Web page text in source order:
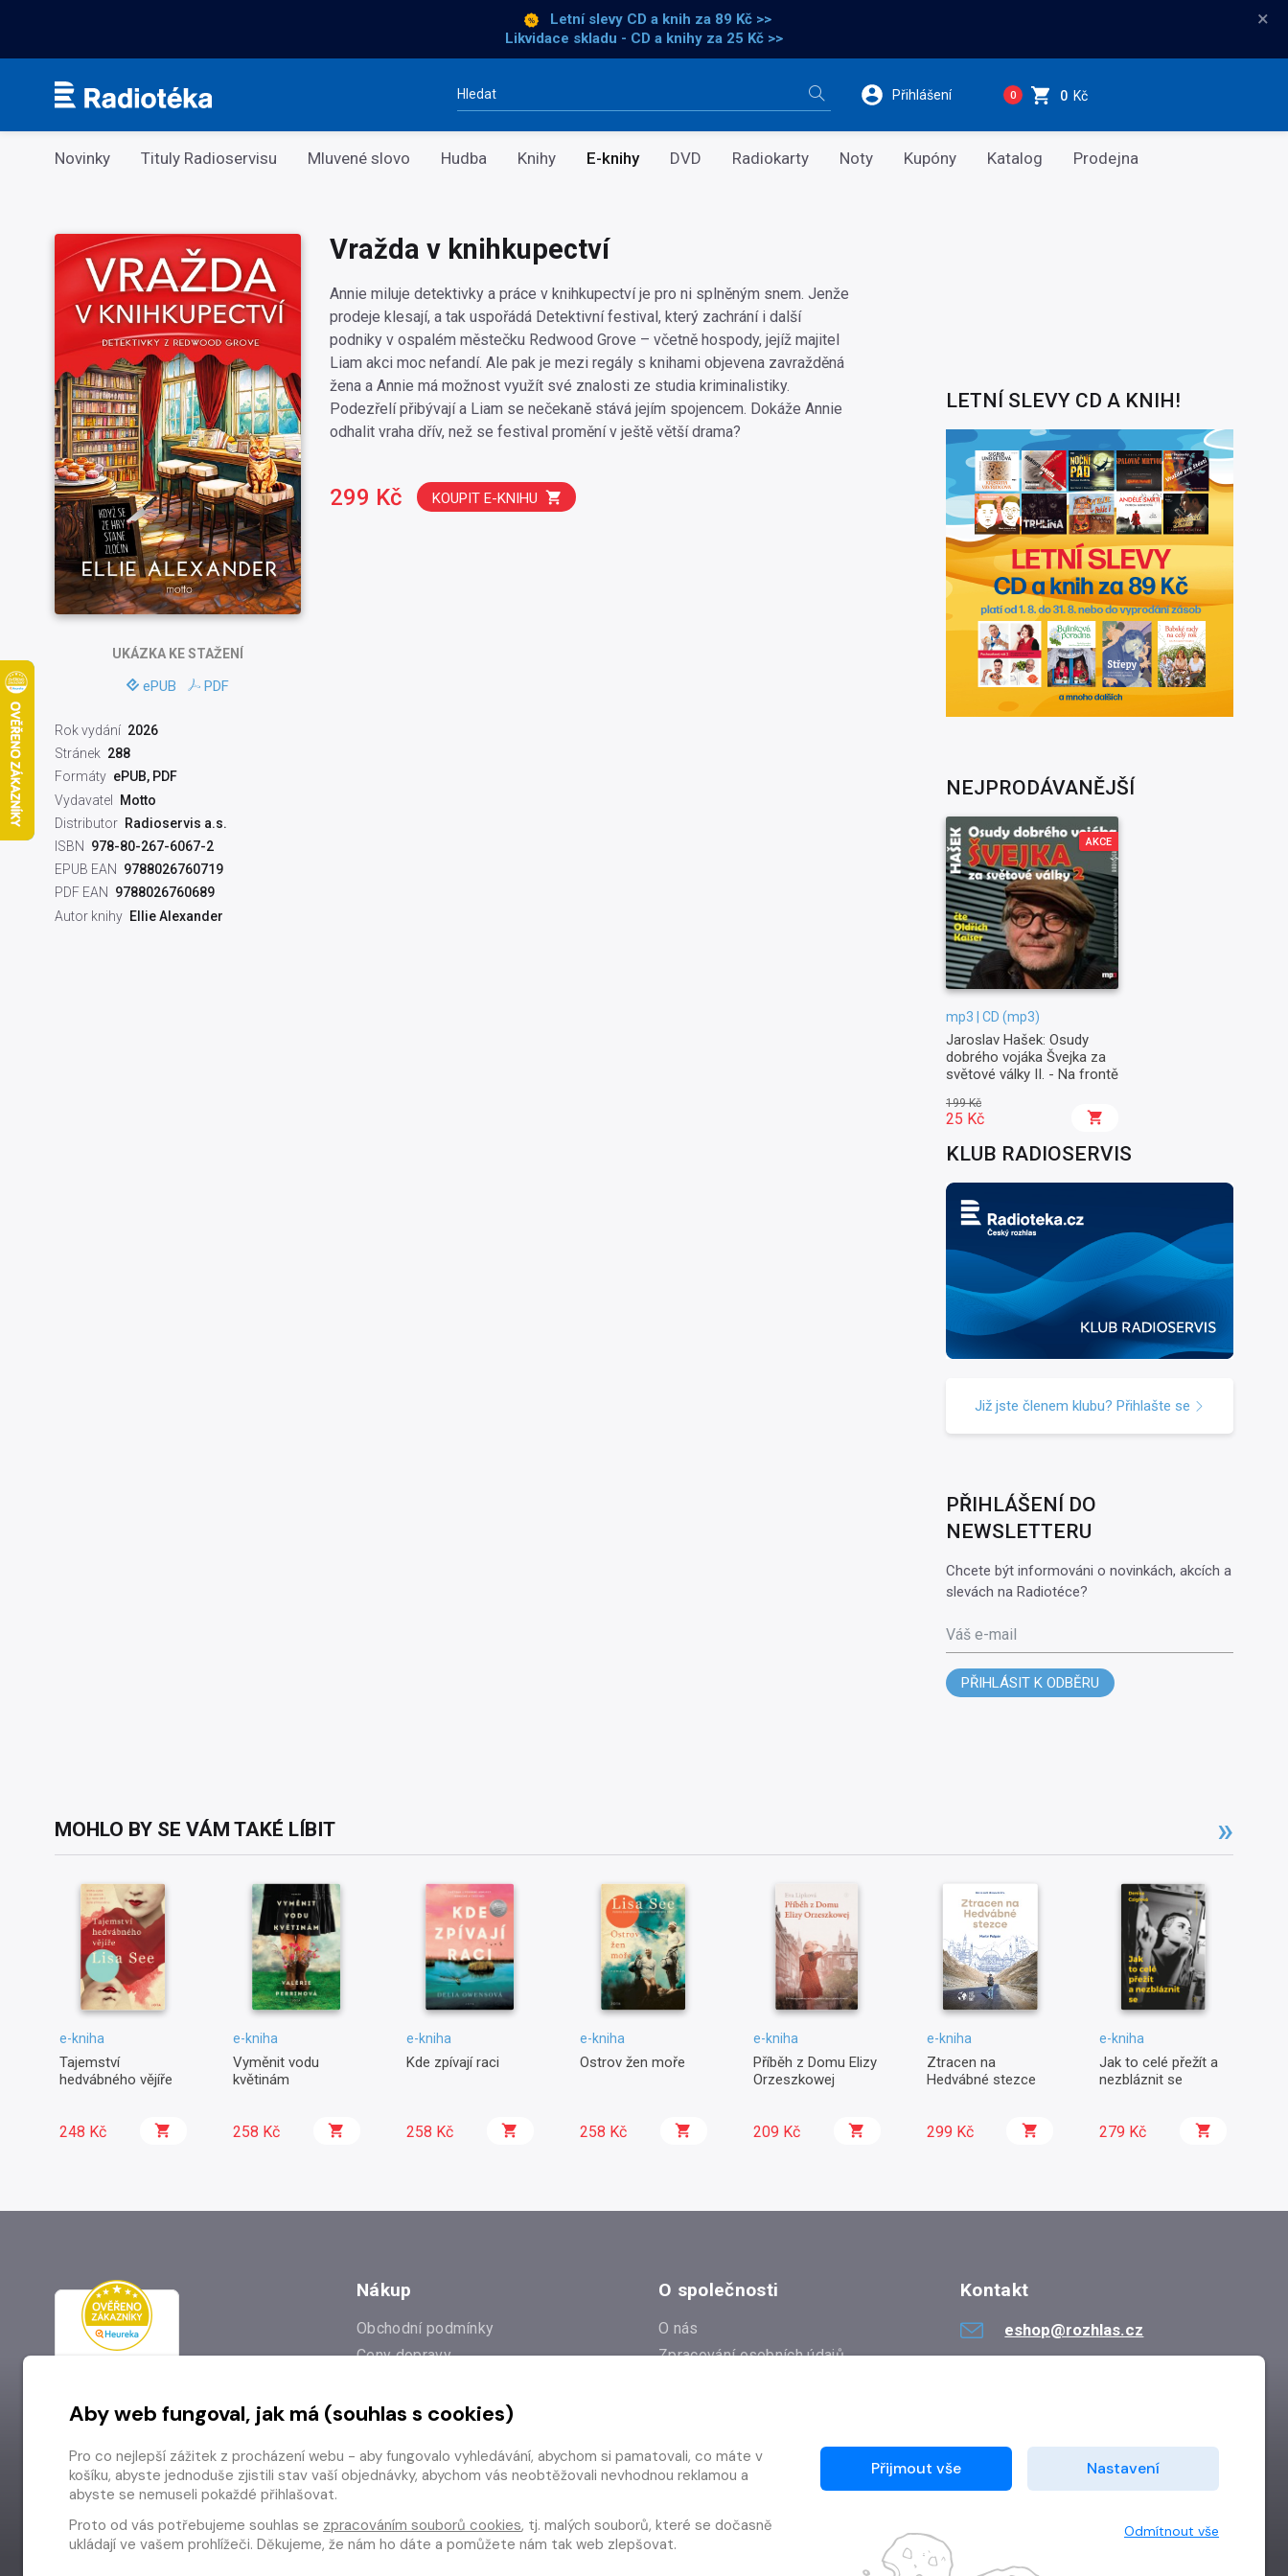
Letní slevy CD a knih za 89 Kč >>
Likvidace skladu - CD a knihy za 25 Kč >>
×
Vyhledávání Přihlášení 0 0 Kč
Kategorie
Novinky Tituly Radioservisu Mluvené slovo Hudba Knihy E-knihy DVD Radiokarty Noty Kupóny Katalog Prodejna
UKÁZKAKE STAŽENÍ
ePUB PDF
Rok vydání 2026
Stránek 288
Formáty ePUB, PDF
Vydavatel Motto
Distributor Radioservis a.s.
ISBN
978-80-267-6067-2
EPUB EAN
9788026760719
PDF EAN
9788026760689
Autor knihy Ellie Alexander
Vražda v knihkupectví
Annie miluje detektivky a práce v knihkupectví je pro ni splněným snem. Jenže
prodeje klesají, a tak uspořádá Detektivní festival, který zachrání i další
podniky v ospalém městečku Redwood Grove – včetně hospody, jejíž majitel
Liam akci moc nefandí. Ale pak je mezi regály s knihami objevena zavražděná
žena a Annie má možnost využít své znalosti ze studia kriminalistiky.
Podezřelí přibývají a Liam se nečekaně stává jejím spojencem. Dokáže Annie
odhalit vraha dřív, než se festival promění v ještě větší drama?
299 Kč KOUPIT E-KNIHU
LETNÍ SLEVY CD A KNIH!
NEJPRODÁVANĚJŠÍ
AKCE
mp3 | CD (mp3)
Jaroslav Hašek: Osudy
dobrého vojáka Švejka za
světové války II. - Na frontě
199 Kč
25 Kč
KLUB RADIOSERVIS
Již jste členem klubu? Přihlašte se
PŘIHLÁŠENÍ DO
NEWSLETTERU
Chcete být informováni o novinkách, akcích a
slevách na Radiotéce?
Váš e-mail
PŘIHLÁSIT K ODBĚRU
MOHLO BY SE VÁM TAKÉ LÍBIT
e-kniha
Tajemství
hedvábného vějíře
248 Kč
e-kniha
Vyměnit vodu
květinám
258 Kč
e-kniha
Kde zpívají raci
258 Kč
e-kniha
Ostrov žen moře
258 Kč
e-kniha
Příběh z Domu Elizy
Orzeszkowej
209 Kč
e-kniha
Ztracen na
Hedvábné stezce
299 Kč
e-kniha
Jak to celé přežít a
nezbláznit se
279 Kč
Nákup
Obchodní podmínky
Ceny dopravy
Prodejna
Odstoupení od smlouvy
O společnosti
O nás
Zpracování osobních údajů
Kontakt
eshop@rozhlas.cz
Aby web fungoval, jak má (souhlas s cookies)
Pro co nejlepší zážitek z procházení webu - aby fungovalo vyhledávání, abychom si pamatovali, co máte v
košíku, abyste jednoduše zjistili stav vaší objednávky, abychom vás neobtěžovali nevhodnou reklamou a
abyste se nemuseli pokaždé přihlašovat.
Proto od vás potřebujeme souhlas se zpracováním souborů cookies, tj. malých souborů, které se dočasně
ukládají ve vašem prohlížeči. Děkujeme, že nám ho dáte a pomůžete nám tak web zlepšovat.
Přijmout vše Nastavení
Odmítnout vše